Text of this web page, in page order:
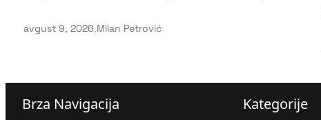
avgust 9, 2026.Milan Petrović
Brza Navigacija Kategorije